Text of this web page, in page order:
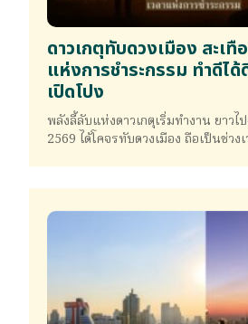
ดาวเกตุทับดวงเมือง สะเทื
แห่งการชำระกรรม ทำดีไ
เปิดโปง
พลังลี้ลับแห่งดาวเกตุเริ่มทำงาน ยาว
2569 ได้โคจรทับดวงเมือง ถือเป็นช่วง